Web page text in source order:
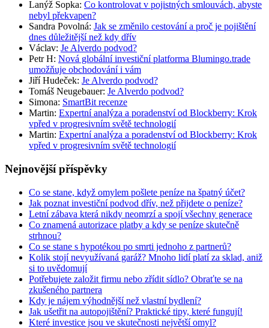
Lanýž Sopka: Co kontrolovat v pojistných smlouvách, abyste
nebyl překvapen?
Sandra Povolná: Jak se změnilo cestování a proč je pojištění
dnes důležitější než kdy dřív
Václav: Je Alverdo podvod?
Petr H: Nová globální investiční platforma Blumingo.trade
umožňuje obchodování i vám
Jiří Hudeček: Je Alverdo podvod?
Tomáš Neugebauer: Je Alverdo podvod?
Simona: SmartBit recenze
Martin: Expertní analýza a poradenství od Blockberry: Krok
vpřed v progresivním světě technologií
Martin: Expertní analýza a poradenství od Blockberry: Krok
vpřed v progresivním světě technologií
Nejnovější příspěvky
Co se stane, když omylem pošlete peníze na špatný účet?
Jak poznat investiční podvod dřív, než přijdete o peníze?
Letní zábava která nikdy neomrzí a spojí všechny generace
Co znamená autorizace platby a kdy se peníze skutečně
strhnou?
Co se stane s hypotékou po smrti jednoho z partnerů?
Kolik stojí nevyužívaná garáž? Mnoho lidí platí za sklad, aniž
si to uvědomují
Potřebujete založit firmu nebo zřídit sídlo? Obraťte se na
zkušeného partnera
Kdy je nájem výhodnější než vlastní bydlení?
Jak ušetřit na autopojištění? Praktické tipy, které fungují!
Které investice jsou ve skutečnosti největší omyl?